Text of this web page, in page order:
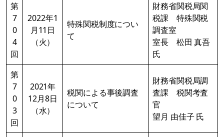
第
7
0
4
回
2022年1
月11日
（火）
特殊関税制度につい
て
財務省関税局関
税課 特殊関税
調査室
室長 松田 真吾
氏
第
7
0
3
回
2021年
12月8日
（水）
税関による事後調査
について
財務省関税局調
査課 税関考査
官
望月 由佳子 氏